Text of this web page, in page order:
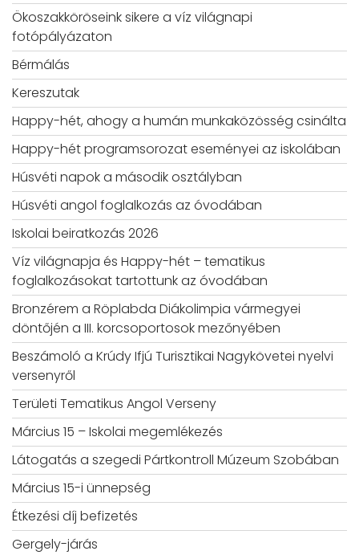
Ökoszakköröseink sikere a víz világnapi
fotópályázaton
Bérmálás
Kereszutak
Happy-hét, ahogy a humán munkaközösség csinálta
Happy-hét programsorozat eseményei az iskolában
Húsvéti napok a második osztályban
Húsvéti angol foglalkozás az óvodában
Iskolai beiratkozás 2026
Víz világnapja és Happy-hét – tematikus
foglalkozásokat tartottunk az óvodában
Bronzérem a Röplabda Diákolimpia vármegyei
döntőjén a III. korcsoportosok mezőnyében
Beszámoló a Krúdy Ifjú Turisztikai Nagykövetei nyelvi
versenyről
Területi Tematikus Angol Verseny
Március 15 – Iskolai megemlékezés
Látogatás a szegedi Pártkontroll Múzeum Szobában
Március 15-i ünnepség
Étkezési díj befizetés
Gergely-járás